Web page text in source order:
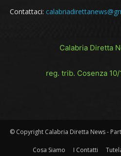
Contattaci:
Calabria Diretta
reg. trib. Cosenza
© Copyright Calabria Diretta News -
Cosa Siamo I Contatti